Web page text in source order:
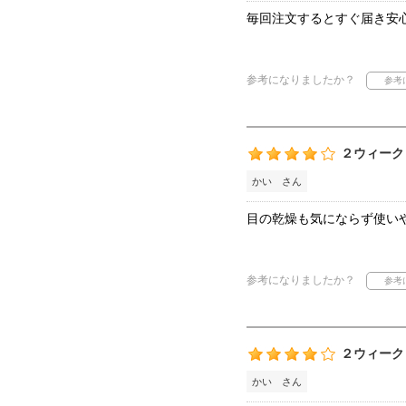
毎回注文するとすぐ届き安
参考になりましたか？
２ウィーク
かい さん
目の乾燥も気にならず使い
参考になりましたか？
２ウィーク
かい さん